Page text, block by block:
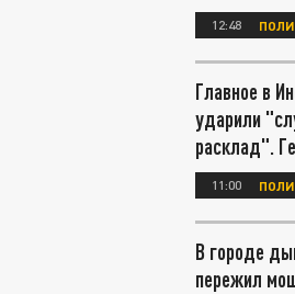
12:48
Главное в
ударили
расклад".
11:00
В городе
пережил